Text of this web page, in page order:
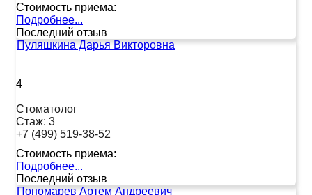
Стоимость приема:
Подробнее...
Последний отзыв
Пуляшкина Дарья Викторовна
4
Стоматолог
Стаж: 3
+7 (499) 519-38-52
Стоимость приема:
Подробнее...
Последний отзыв
Пономарев Артем Андреевич